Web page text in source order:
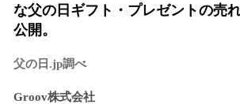
な父の日ギフト・プレゼントの売
公開。
父の日.jp調べ
Groov株式会社